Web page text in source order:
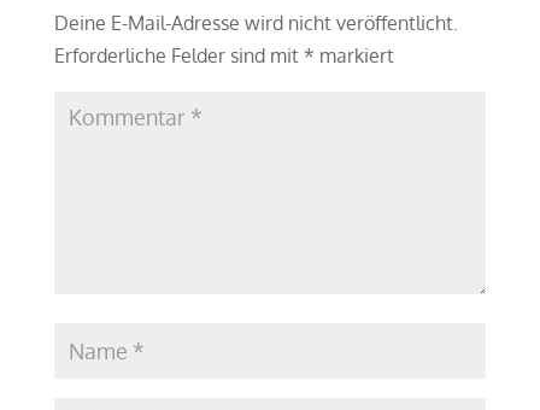
Deine E-Mail-Adresse wird nicht veröffentlicht.
Erforderliche Felder sind mit * markiert